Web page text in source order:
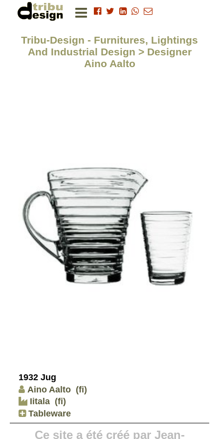
Tribu-Design - Furnitures, Lightings
And Industrial Design > Designer
Aino Aalto
1932 Jug
Aino Aalto (fi)
Iitala (fi)
Tableware
Ce site a été créé par Jean-